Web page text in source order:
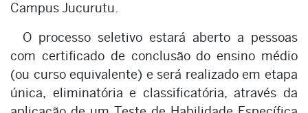
Campus Jucurutu.
O processo seletivo estará aberto a pessoas
com certificado de conclusão do ensino médio
(ou curso equivalente) e será realizado em etapa
única, eliminatória e classificatória, através da